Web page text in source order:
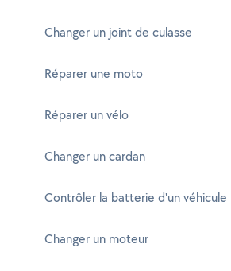
Changer un joint de culasse
Réparer une moto
Réparer un vélo
Changer un cardan
Contrôler la batterie d'un véhicule
Changer un moteur